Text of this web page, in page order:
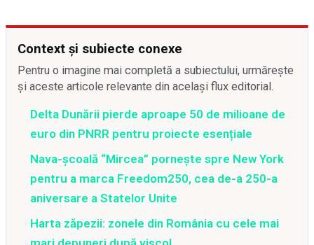
Context și subiecte conexe
Pentru o imagine mai completă a subiectului, urmărește
și aceste articole relevante din același flux editorial.
Delta Dunării pierde aproape 50 de milioane de
euro din PNRR pentru proiecte esențiale
Nava-școală “Mircea” pornește spre New York
pentru a marca Freedom250, cea de-a 250-a
aniversare a Statelor Unite
Harta zăpezii: zonele din România cu cele mai